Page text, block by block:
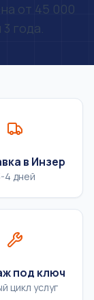
от 45 000
года.
в Инзер
4 дней
под ключ
цикл услуг